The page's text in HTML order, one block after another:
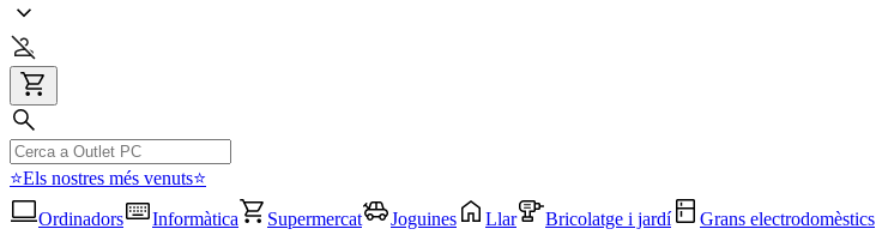
⭐Els nostres més venuts⭐
Ordinadors
Informàtica Supermercat Joguines Llar Bricolatge i jardí Grans electrodomèstics